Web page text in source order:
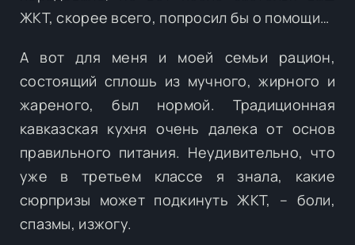
ЖКТ, скорее всего, попросил бы о помощи…
А вот для меня и моей семьи рацион,
состоящий сплошь из мучного, жирного и
жареного, был нормой. Традиционная
кавказская кухня очень далека от основ
правильного питания. Неудивительно, что
уже в третьем классе я знала, какие
сюрпризы может подкинуть ЖКТ, – боли,
спазмы, изжогу.